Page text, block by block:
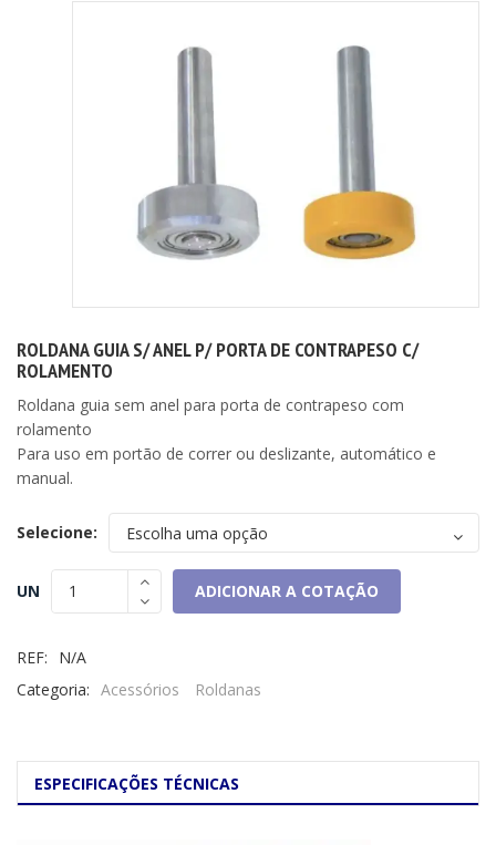
ROLDANA GUIA S/ ANEL P/ PORTA DE CONTRAPESO C/
ROLAMENTO
Roldana guia sem anel para porta de contrapeso com
rolamento
Para uso em portão de correr ou deslizante, automático e
manual.
Selecione:
UN ADICIONAR A COTAÇÃO
REF:
N/A
Categoria: Acessórios Roldanas
ESPECIFICAÇÕES TÉCNICAS